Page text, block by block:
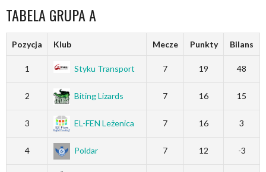
TABELA GRUPA A
Pozycja Klub Mecze Punkty Bilans
1 Styku Transport 7 19 48
2 Biting Lizards 7 16 15
3 EL-FEN Leżenica 7 16 3
4 Poldar 7 12 -3